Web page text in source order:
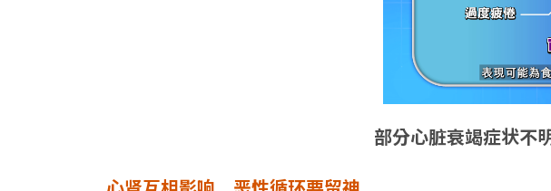
部分心脏衰竭症状不